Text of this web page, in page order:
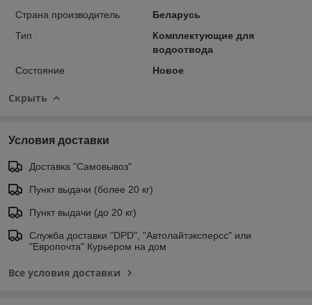
Страна производитель
Беларусь
Тип
Комплектующие для
водоотвода
Состояние
Новое
Скрыть
Условия доставки
Доставка "Самовывоз"
Пункт выдачи (более 20 кг)
Пункт выдачи (до 20 кг)
Служба доставки "DPD", "Автолайтэксперсс" или
"Европочта" Курьером на дом
Все условия доставки